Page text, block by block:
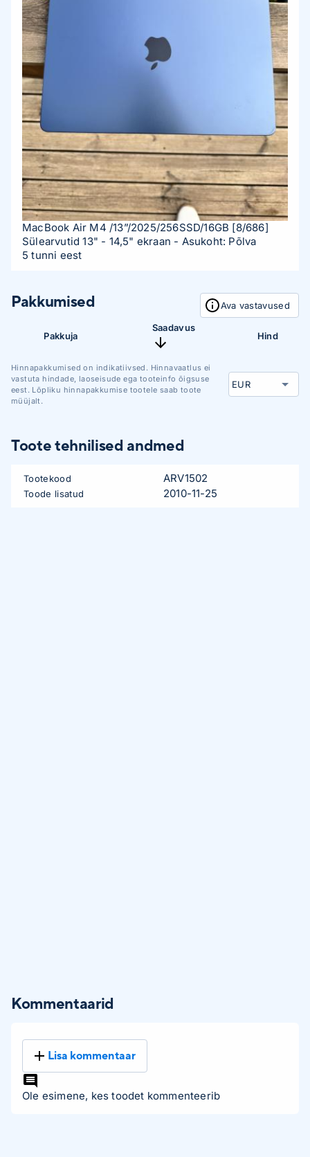
MacBook Air M4 /13”/2025/256SSD/16GB [8/686]
Sülearvutid 13" - 14,5" ekraan - Asukoht: Põlva
5 tunni eest
Pakkumised Ava vastavused
Pakkuja
Saadavus
Hind
Hinnapakkumised on indikatiivsed. Hinnavaatlus ei
vastuta hindade, laoseisude ega tooteinfo õigsuse
eest. Lõpliku hinnapakkumise tootele saab toote
müüjalt.
Toote tehnilised andmed
Tootekood ARV1502
Toode lisatud 2010-11-25
Kommentaarid
Lisa kommentaar
Ole esimene, kes toodet kommenteerib